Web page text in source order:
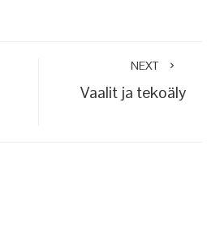
NEXT
Vaalit ja tekoäly